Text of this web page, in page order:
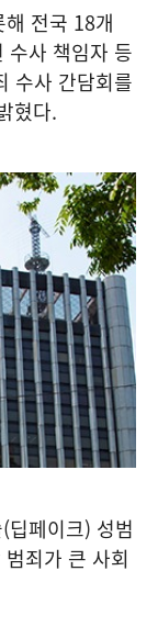
전국 18개
수사 책임자 등
수사 간담회를
혔다.
딥페이크) 성범
죄가 큰 사회